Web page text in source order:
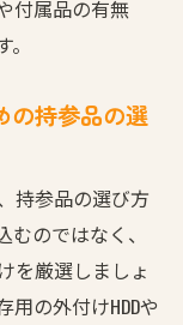
付属品の有無
の持参品の選
持参品の選び方
のではなく、
を厳選しましょ
の外付けHDDや